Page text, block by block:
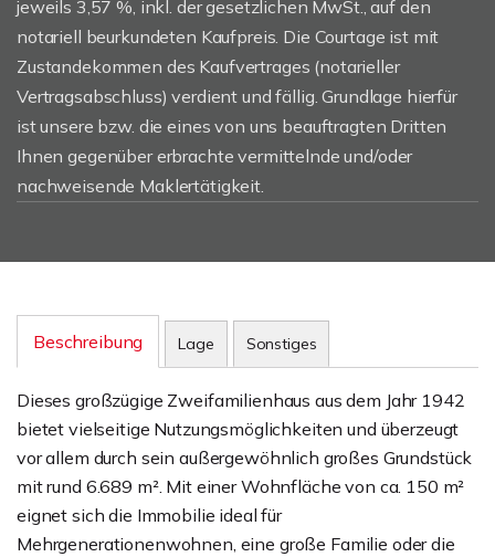
jeweils 3,57 %, inkl. der gesetzlichen MwSt., auf den
notariell beurkundeten Kaufpreis. Die Courtage ist mit
Zustandekommen des Kaufvertrages (notarieller
Vertragsabschluss) verdient und fällig. Grundlage hierfür
ist unsere bzw. die eines von uns beauftragten Dritten
Ihnen gegenüber erbrachte vermittelnde und/oder
nachweisende Maklertätigkeit.
Beschreibung Lage Sonstiges
Dieses großzügige Zweifamilienhaus aus dem Jahr 1942
bietet vielseitige Nutzungsmöglichkeiten und überzeugt
vor allem durch sein außergewöhnlich großes Grundstück
mit rund 6.689 m². Mit einer Wohnfläche von ca. 150 m²
eignet sich die Immobilie ideal für
Mehrgenerationenwohnen, eine große Familie oder die